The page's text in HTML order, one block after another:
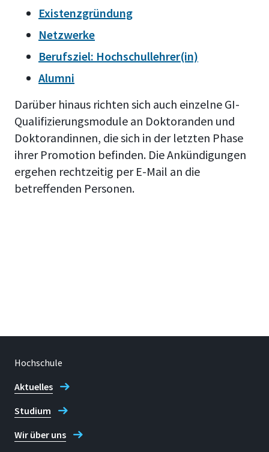
Existenzgründung
Netzwerke
Berufsziel: Hochschullehrer(in)
Alumni
Darüber hinaus richten sich auch einzelne GI-
Qualifizierungsmodule an Doktoranden und
Doktorandinnen, die sich in der letzten Phase
ihrer Promotion befinden. Die Ankündigungen
ergehen rechtzeitig per E-Mail an die
betreffenden Personen.
Hochschule
Aktuelles
Studium
Wir über uns